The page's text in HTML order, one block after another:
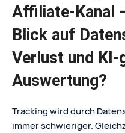
Affiliate-Kanal
Blick auf
Verlust und
Auswertung?
Tracking wird durch
immer schwieriger.